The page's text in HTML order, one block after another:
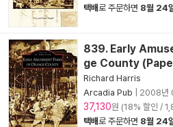
택배로 주문하면 8월 24
839. Early
ge County
Richard Harris
Arcadia Pub
2008년
37,130원 (18% 할인 /
택배로 주문하면 8월 24